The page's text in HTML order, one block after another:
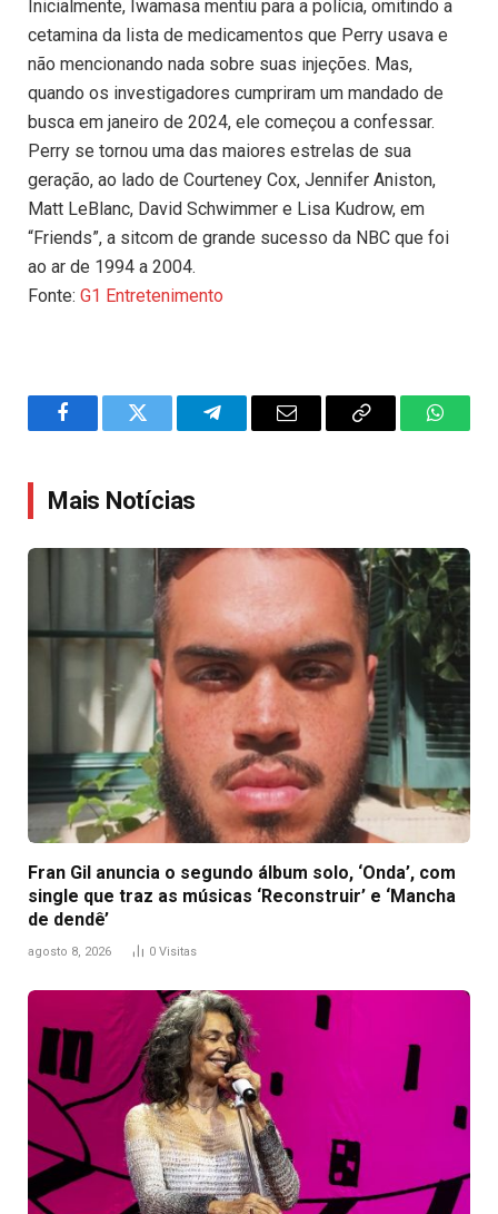
Inicialmente, Iwamasa mentiu para a polícia, omitindo a
cetamina da lista de medicamentos que Perry usava e
não mencionando nada sobre suas injeções. Mas,
quando os investigadores cumpriram um mandado de
busca em janeiro de 2024, ele começou a confessar.
Perry se tornou uma das maiores estrelas de sua
geração, ao lado de Courteney Cox, Jennifer Aniston,
Matt LeBlanc, David Schwimmer e Lisa Kudrow, em
“Friends”, a sitcom de grande sucesso da NBC que foi
ao ar de 1994 a 2004.
Fonte: G1 Entretenimento
FacebookTwitter TelegramEmail
Copy
Mais Notícias
Fran Gil anuncia o segundo álbum solo, ‘Onda’, com
single que traz as músicas ‘Reconstruir’ e ‘Mancha
de dendê’
agosto 8, 2026 0 Visitas